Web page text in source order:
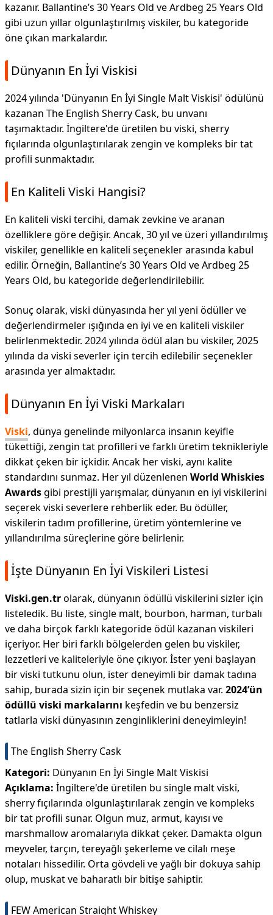
kazanır. Ballantine’s 30 Years Old ve Ardbeg 25 Years Old
gibi uzun yıllar olgunlaştırılmış viskiler, bu kategoride
öne çıkan markalardır.
Dünyanın En İyi Viskisi
2024 yılında 'Dünyanın En İyi Single Malt Viskisi' ödülünü
kazanan The English Sherry Cask, bu unvanı
taşımaktadır. İngiltere'de üretilen bu viski, sherry
fıçılarında olgunlaştırılarak zengin ve kompleks bir tat
profili sunmaktadır.
En Kaliteli Viski Hangisi?
En kaliteli viski tercihi, damak zevkine ve aranan
özelliklere göre değişir. Ancak, 30 yıl ve üzeri yıllandırılmış
viskiler, genellikle en kaliteli seçenekler arasında kabul
edilir. Örneğin, Ballantine’s 30 Years Old ve Ardbeg 25
Years Old, bu kategoride değerlendirilebilir.
Sonuç olarak, viski dünyasında her yıl yeni ödüller ve
değerlendirmeler ışığında en iyi ve en kaliteli viskiler
belirlenmektedir. 2024 yılında ödül alan bu viskiler, 2025
yılında da viski severler için tercih edilebilir seçenekler
arasında yer almaktadır.
Dünyanın En İyi Viski Markaları
Viski, dünya genelinde milyonlarca insanın keyifle
tükettiği, zengin tat profilleri ve farklı üretim teknikleriyle
dikkat çeken bir içkidir. Ancak her viski, aynı kalite
standardını sunmaz. Her yıl düzenlenen World Whiskies
Awardsgibi prestijli yarışmalar, dünyanın en iyi viskilerini
seçerek viski severlere rehberlik eder. Bu ödüller,
viskilerin tadım profillerine, üretim yöntemlerine ve
yıllandırılma süreçlerine göre belirlenir.
İşte Dünyanın En İyi Viskileri Listesi
Viski.gen.trolarak, dünyanın ödüllü viskilerini sizler için
listeledik. Bu liste, single malt, bourbon, harman, turbalı
ve daha birçok farklı kategoride ödül kazanan viskileri
içeriyor. Her biri farklı bölgelerden gelen bu viskiler,
lezzetleri ve kaliteleriyle öne çıkıyor. İster yeni başlayan
bir viski tutkunu olun, ister deneyimli bir damak tadına
sahip, burada sizin için bir seçenek mutlaka var. 2024’ün
ödüllü viski markalarını keşfedin ve bu benzersiz
tatlarla viski dünyasının zenginliklerini deneyimleyin!
The English Sherry Cask
Kategori: Dünyanın En İyi Single Malt Viskisi
Açıklama: İngiltere'de üretilen bu single malt viski,
sherry fıçılarında olgunlaştırılarak zengin ve kompleks
bir tat profili sunar. Olgun muz, armut, kayısı ve
marshmallow aromalarıyla dikkat çeker. Damakta olgun
meyveler, tarçın, tereyağlı şekerleme ve cilalı meşe
notaları hissedilir. Orta gövdeli ve yağlı bir dokuya sahip
olup, muskat ve baharatlı bir bitişe sahiptir.
FEW American Straight Whiskey